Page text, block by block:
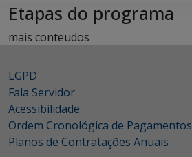
Etapas do programa
mais conteudos
LGPD
Fala Servidor
Acessibilidade
Ordem Cronológica de Pagamentos
Planos de Contratações Anuais